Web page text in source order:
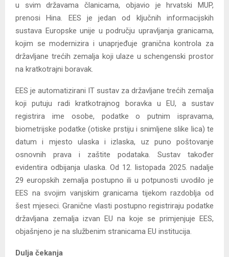
u svim državama članicama, objavio je hrvatski MUP,
prenosi Hina. EES je jedan od ključnih informacijskih
sustava Europske unije u području upravljanja granicama,
kojim se modernizira i unaprjeđuje granična kontrola za
državljane trećih zemalja koji ulaze u schengenski prostor
na kratkotrajni boravak.
EES je automatizirani IT sustav za državljane trećih zemalja
koji putuju radi kratkotrajnog boravka u EU, a sustav
registrira ime osobe, podatke o putnim ispravama,
biometrijske podatke (otiske prstiju i snimljene slike lica) te
datum i mjesto ulaska i izlaska, uz puno poštovanje
osnovnih prava i zaštite podataka. Sustav također
evidentira odbijanja ulaska. Od 12. listopada 2025. nadalje
29 europskih zemalja postupno ili u potpunosti uvodilo je
EES na svojim vanjskim granicama tijekom razdoblja od
šest mjeseci. Granične vlasti postupno registriraju podatke
državljana zemalja izvan EU na koje se primjenjuje EES,
objašnjeno je na službenim stranicama EU institucija.
Dulja čekanja